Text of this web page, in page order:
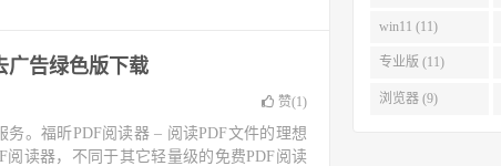
广告绿色版下载
赞(1)
。福昕PDF阅读器 – 阅读PDF文件的理想
读器，不同于其它轻量级的免费PDF阅读
win11 (11)
专业版 (11)
浏览器 (9)